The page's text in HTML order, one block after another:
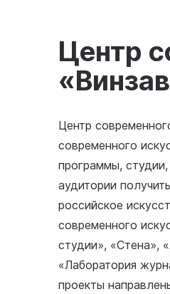
Центр
Центр
современного
программы,
аудитории
российское
современного
студии», «Стена»,
«Лаборатория
проекты